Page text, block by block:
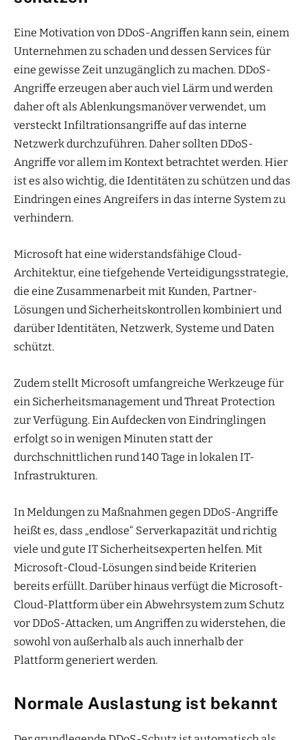
Eine Motivation von DDoS-Angriffen kann sein, einem
Unternehmen zu schaden und dessen Services für
eine gewisse Zeit unzugänglich zu machen. DDoS-
Angriffe erzeugen aber auch viel Lärm und werden
daher oft als Ablenkungsmanöver verwendet, um
versteckt Infiltrationsangriffe auf das interne
Netzwerk durchzuführen. Daher sollten DDoS-
Angriffe vor allem im Kontext betrachtet werden. Hier
ist es also wichtig, die Identitäten zu schützen und das
Eindringen eines Angreifers in das interne System zu
verhindern.
Microsoft hat eine widerstandsfähige Cloud-
Architektur, eine tiefgehende Verteidigungsstrategie,
die eine Zusammenarbeit mit Kunden, Partner-
Lösungen und Sicherheitskontrollen kombiniert und
darüber Identitäten, Netzwerk, Systeme und Daten
schützt.
Zudem stellt Microsoft umfangreiche Werkzeuge für
ein Sicherheitsmanagement und Threat Protection
zur Verfügung. Ein Aufdecken von Eindringlingen
erfolgt so in wenigen Minuten statt der
durchschnittlichen rund 140 Tage in lokalen IT-
Infrastrukturen.
In Meldungen zu Maßnahmen gegen DDoS-Angriffe
heißt es, dass „endlose“ Serverkapazität und richtig
viele und gute IT Sicherheitsexperten helfen. Mit
Microsoft-Cloud-Lösungen sind beide Kriterien
bereits erfüllt. Darüber hinaus verfügt die Microsoft-
Cloud-Plattform über ein Abwehrsystem zum Schutz
vor DDoS-Attacken, um Angriffen zu widerstehen, die
sowohl von außerhalb als auch innerhalb der
Plattform generiert werden.
Normale Auslastung ist bekannt